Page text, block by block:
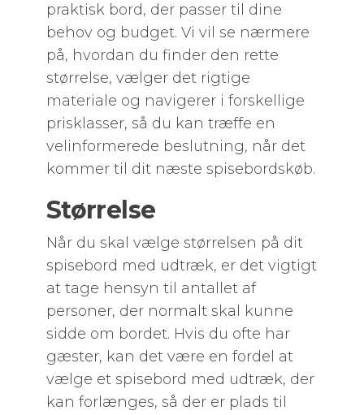
praktisk bord, der passer til dine
behov og budget. Vi vil se nærmere
på, hvordan du finder den rette
størrelse, vælger det rigtige
materiale og navigerer i forskellige
prisklasser, så du kan træffe en
velinformerede beslutning, når det
kommer til dit næste spisebordskøb.
Størrelse
Når du skal vælge størrelsen på dit
spisebord med udtræk, er det vigtigt
at tage hensyn til antallet af
personer, der normalt skal kunne
sidde om bordet. Hvis du ofte har
gæster, kan det være en fordel at
vælge et spisebord med udtræk, der
kan forlænges, så der er plads til